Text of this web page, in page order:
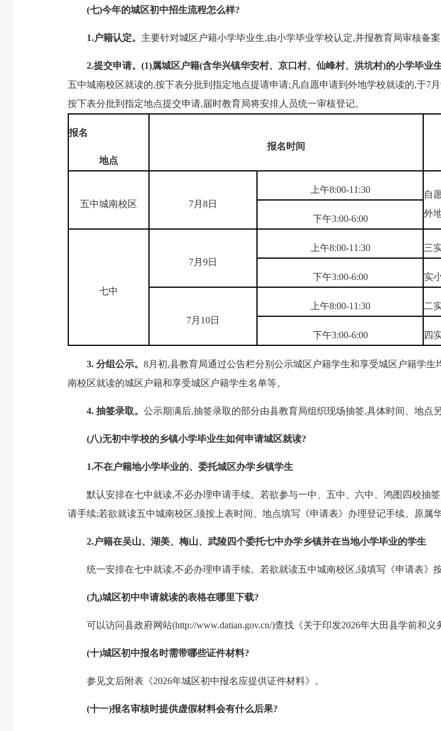
(七)今年的城区初中招生流程怎么样?
1.户籍认定。 主要针对城区户籍小学毕业生,由小学毕业学校认定,并报教育局审核备案
2.提交申请。(1)属城区户籍(含华兴镇华安村、京口村、仙峰村、洪坑村)的小学毕业
五中城南校区就读的,按下表分批到指定地点提请申请;凡自愿申请到外地学校就读的,于7
按下表分批到指定地点提交申请,届时教育局将安排人员统一审核登记。
报名
地点
报名时间
五中城南校区 7月8日
上午8:00-11:30
自
外
下午3:00-6:00
七中
7月9日
上午8:00-11:30 三
下午3:00-6:00 实
7月10日
上午8:00-11:30 二
下午3:00-6:00 四
3. 分组公示。 8月初,县教育局通过公告栏分别公示城区户籍学生和享受城区户籍学
南校区就读的城区户籍和享受城区户籍学生名单等。
4. 抽签录取。 公示期满后,抽签录取的部分由县教育局组织现场抽签,具体时间、地点另
(八)无初中学校的乡镇小学毕业生如何申请城区就读?
1.不在户籍地小学毕业的、委托城区办学乡镇学生
默认安排在七中就读,不必办理申请手续。若欲参与一中、五中、六中、鸿图四校抽签
请手续;若欲就读五中城南校区,须按上表时间、地点填写《申请表》办理登记手续。原属
2.户籍在吴山、湖美、梅山、武陵四个委托七中办学乡镇并在当地小学毕业的学生
统一安排在七中就读,不必办理申请手续。若欲就读五中城南校区,须填写《申请表》按
(九)城区初中申请就读的表格在哪里下载?
可以访问县政府网站(http://www.datian.gov.cn/)查找《关于印发2026年大田县学前和义
(十)城区初中报名时需带哪些证件材料?
参见文后附表《2026年城区初中报名应提供证件材料》。
(十一)报名审核时提供虚假材料会有什么后果?